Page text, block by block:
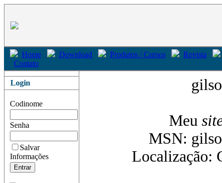
Home Download Produtos / Cursos
Revista
Contato
Login
Codinome
Senha
Salvar
Informações
Meu
MSN:
Localização: